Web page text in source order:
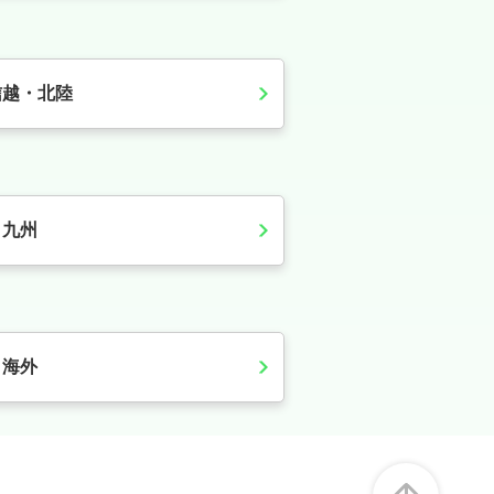
・北陸
九州
海外